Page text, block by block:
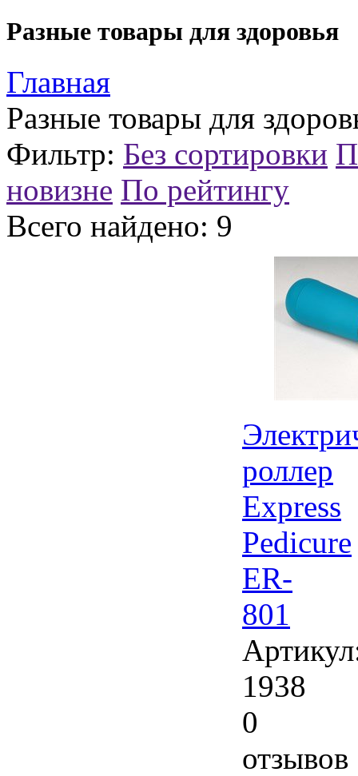
Разные товары для здоровья
Главная
Разные товары для
Фильтр: Без сортировки
новизне По рейтингу
Всего найдено: 9
роллер
Express
Pedicure
ER-
801
1938
0
отзывов